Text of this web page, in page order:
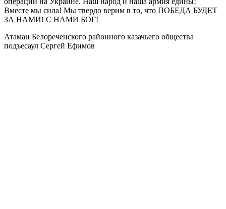
Вместе мы сила! Мы твердо верим в то, что ПОБЕДА БУДЕТ
ЗА НАМИ! С НАМИ БОГ!
Атаман Белореченского районного казачьего общества
подъесаул Сергей Ефимов